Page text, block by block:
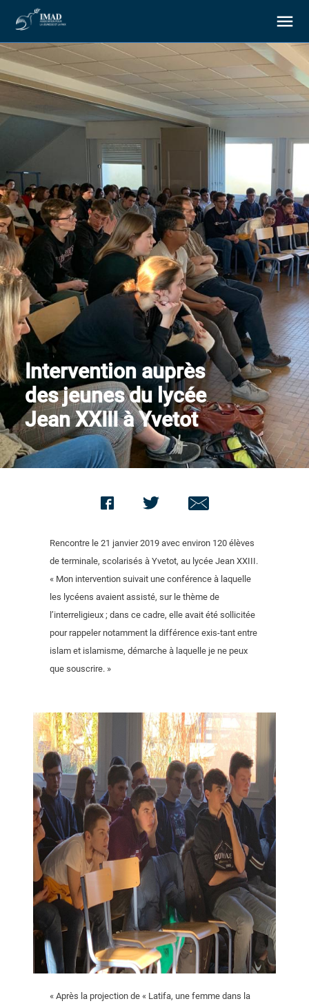
About us
Our actions
Resources
Support us
Contact us
Intervention auprès
des jeunes du lycée
Jean XXIII à Yvetot
Rencontre le 21 janvier 2019 avec environ 120 élèves
de terminale, scolarisés à Yvetot, au lycée Jean XXIII.
« Mon intervention suivait une conférence à laquelle
les lycéens avaient assisté, sur le thème de
l’interreligieux ; dans ce cadre, elle avait été sollicitée
pour rappeler notamment la différence exis-tant entre
islam et islamisme, démarche à laquelle je ne peux
que souscrire. »
« Après la projection de « Latifa, une femme dans la